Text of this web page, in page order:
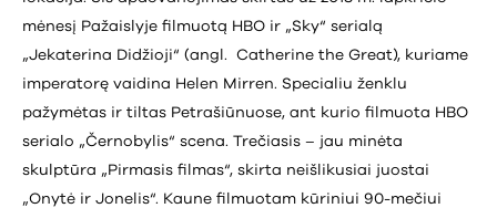
mėnesį Pažaislyje filmuotą HBO ir „Sky“ serialą
„Jekaterina Didžioji“ (angl. Catherine the Great), kuriame
imperatorę vaidina Helen Mirren. Specialiu ženklu
pažymėtas ir tiltas Petrašiūnuose, ant kurio filmuota HBO
serialo „Černobylis“ scena. Trečiasis – jau minėta
skulptūra „Pirmasis filmas“, skirta neišlikusiai juostai
„Onytė ir Jonelis“. Kaune filmuotam kūriniui 90-mečiui